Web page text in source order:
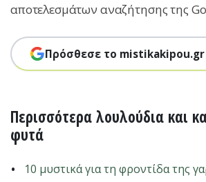
αποτελεσμάτων αναζήτησης της
Πρόσθεσε το mistikakipou.gr
Περισσότερα λουλούδια και
φυτά
10 μυστικά για τη φροντίδα της